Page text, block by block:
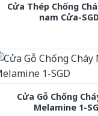
Cửa Thép Chống
nam Cửa-
Cửa Gỗ Chống
Melamine 1-